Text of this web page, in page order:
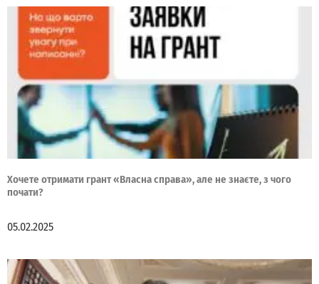
Хочете отримати грант «Власна справа», але не знаєте, з чого
почати?
05.02.2025